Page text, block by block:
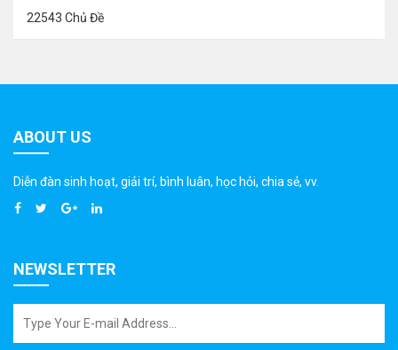
22543 Chủ Đề
ABOUT US
Diễn đàn sinh hoạt, giải trí, bình luân, học hỏi, chia sẻ, vv.
NEWSLETTER